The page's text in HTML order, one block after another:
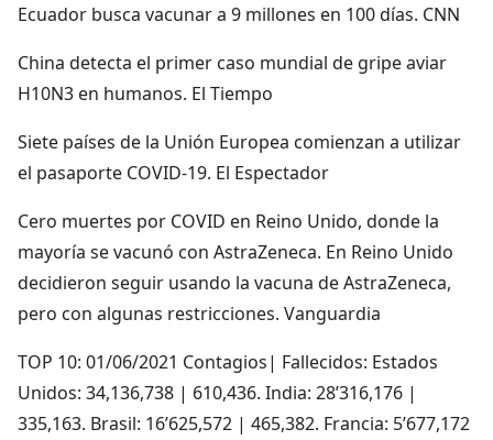
Ecuador busca vacunar a 9 millones en 100 días. CNN
China detecta el primer caso mundial de gripe aviar
H10N3 en humanos. El Tiempo
Siete países de la Unión Europea comienzan a utilizar
el pasaporte COVID-19. El Espectador
Cero muertes por COVID en Reino Unido, donde la
mayoría se vacunó con AstraZeneca. En Reino Unido
decidieron seguir usando la vacuna de AstraZeneca,
pero con algunas restricciones. Vanguardia
TOP 10: 01/06/2021 Contagios| Fallecidos: Estados
Unidos: 34,136,738 | 610,436. India: 28’316,176 |
335,163. Brasil: 16’625,572 | 465,382. Francia: 5’677,172